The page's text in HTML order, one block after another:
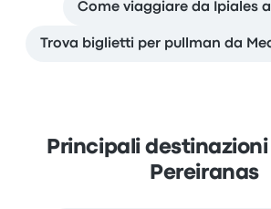
Come viaggiare da Ipiales
Trova biglietti per pullman da
Principali
Pereiranas